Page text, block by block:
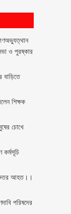
ও পুরষ্কার
বাড়িতে
শিক্ষক
চোখে
কর্মসূচি
গুরুতর আহত।।
পরিষদের